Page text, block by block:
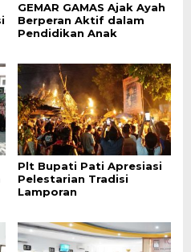
GEMAR GAMAS Ajak Ayah
Berperan Aktif dalam
Pendidikan Anak
Plt Bupati Pati Apresiasi
Pelestarian Tradisi
Lamporan